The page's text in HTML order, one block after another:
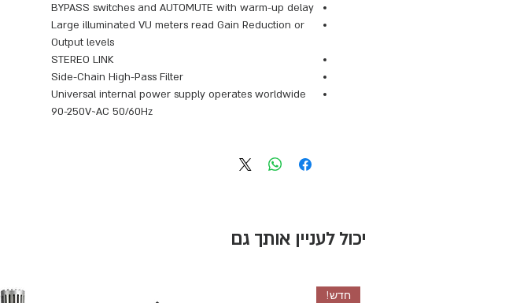
BYPASS switches and AUTOMUTE with warm-up delay
Large illuminated VU meters read Gain Reduction or
Output levels
STEREO LINK
Side-Chain High-Pass Filter
Universal internal power supply operates worldwide
90-250V~AC 50/60Hz
יכול לעניין אותך גם
חדש!